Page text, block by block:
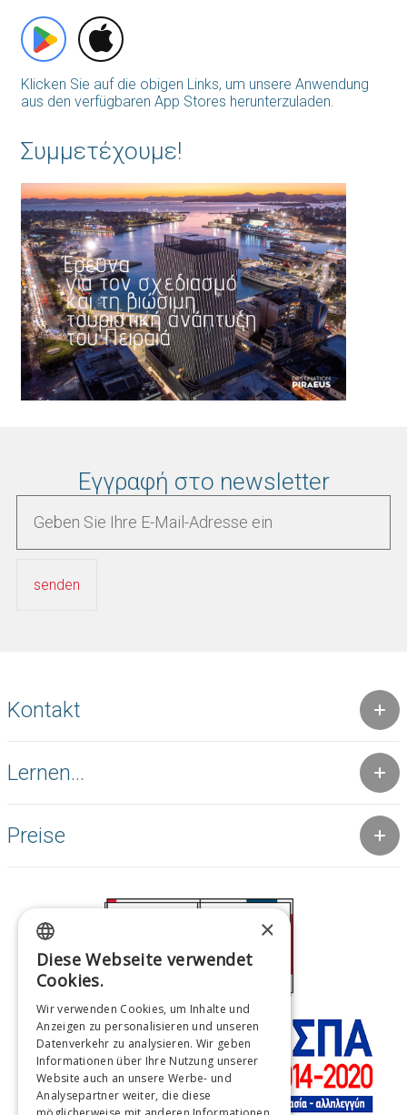
Klicken Sie auf die obigen Links, um unsere Anwendung
aus den verfügbaren App Stores herunterzuladen.
Συμμετέχουμε!
Εγγραφή στο newsletter
Kontakt
Lernen...
Preise
GREEK
FRENCH
ITALIAN
GERMAN
×
Diese Webseite verwendet
Cookies.
Wir verwenden Cookies, um Inhalte und
Anzeigen zu personalisieren und unseren
Datenverkehr zu analysieren. Wir geben
Informationen über Ihre Nutzung unserer
Website auch an unsere Werbe- und
Analysepartner weiter, die diese